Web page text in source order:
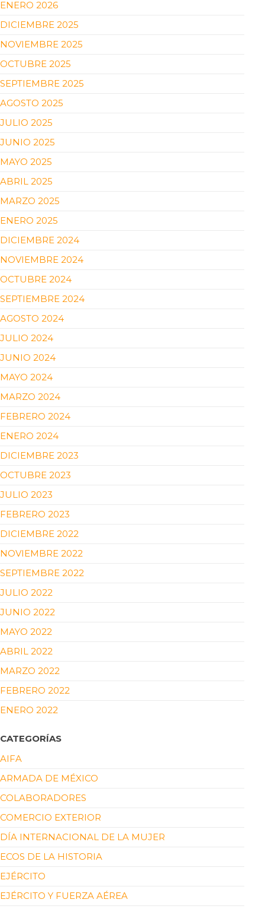
ENERO 2026
DICIEMBRE 2025
NOVIEMBRE 2025
OCTUBRE 2025
SEPTIEMBRE 2025
AGOSTO 2025
JULIO 2025
JUNIO 2025
MAYO 2025
ABRIL 2025
MARZO 2025
ENERO 2025
DICIEMBRE 2024
NOVIEMBRE 2024
OCTUBRE 2024
SEPTIEMBRE 2024
AGOSTO 2024
JULIO 2024
JUNIO 2024
MAYO 2024
MARZO 2024
FEBRERO 2024
ENERO 2024
DICIEMBRE 2023
OCTUBRE 2023
JULIO 2023
FEBRERO 2023
DICIEMBRE 2022
NOVIEMBRE 2022
SEPTIEMBRE 2022
JULIO 2022
JUNIO 2022
MAYO 2022
ABRIL 2022
MARZO 2022
FEBRERO 2022
ENERO 2022
CATEGORÍAS
AIFA
ARMADA DE MÉXICO
COLABORADORES
COMERCIO EXTERIOR
DÍA INTERNACIONAL DE LA MUJER
ECOS DE LA HISTORIA
EJÉRCITO
EJÉRCITO Y FUERZA AÉREA